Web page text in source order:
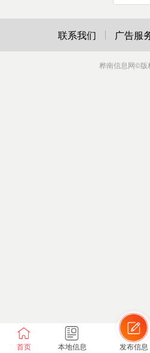
首页 本地信息 发布信息
联系我们 广告服
桦南信息网©版